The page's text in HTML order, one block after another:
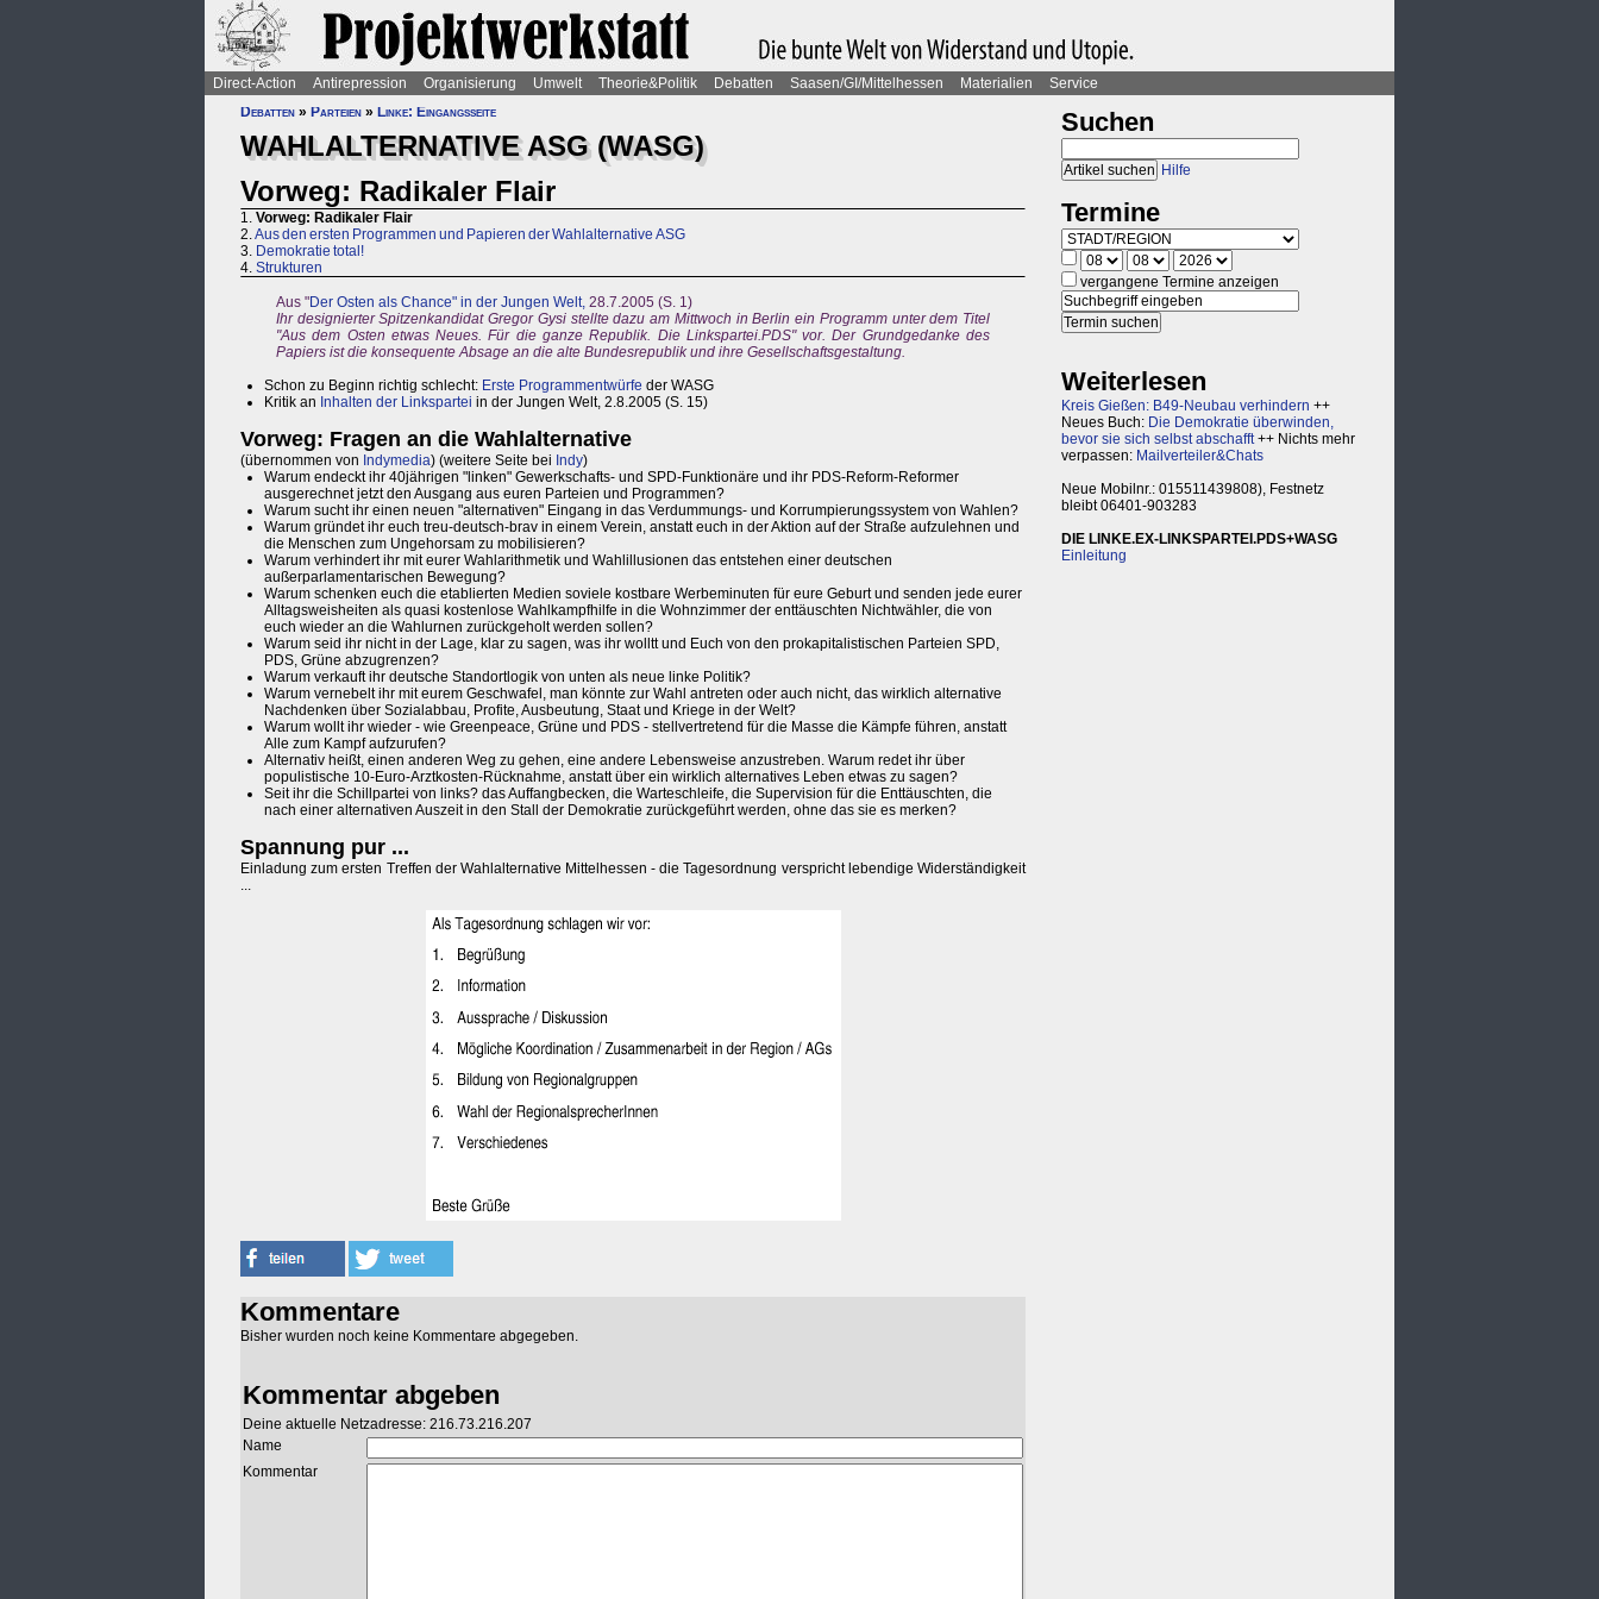
Direct-Action Antirepression Organisierung Umwelt Theorie&Politik Debatten Saasen/GI/Mittelhessen Materialien
Service
Debatten » Parteien » Linke: Eingangsseite
WAHLALTERNATIVE ASG (WASG)
Vorweg: Radikaler Flair
1. Vorweg: Radikaler Flair
2.Aus den ersten Programmen und Papieren der Wahlalternative ASG
3. Demokratie total!
4. Strukturen
Aus "Der Osten als Chance" in der Jungen Welt, 28.7.2005 (S. 1)
Ihr designierter Spitzenkandidat Gregor Gysi stellte dazu am Mittwoch in Berlin ein Programm unter dem Titel
"Aus dem Osten etwas Neues. Für die ganze Republik. Die Linkspartei.PDS" vor. Der Grundgedanke des
Papiers ist die konsequente Absage an die alte Bundesrepublik und ihre Gesellschaftsgestaltung.
Schon zu Beginn richtig schlecht: Erste Programmentwürfe der WASG
Kritik an Inhalten der Linkspartei in der Jungen Welt, 2.8.2005 (S. 15)
Vorweg: Fragen an die Wahlalternative
(übernommen von Indymedia) (weitere Seite bei Indy)
Warum endeckt ihr 40jährigen "linken" Gewerkschafts- und SPD-Funktionäre und ihr PDS-Reform-Reformer
ausgerechnet jetzt den Ausgang aus euren Parteien und Programmen?
Warum sucht ihr einen neuen "alternativen" Eingang in das Verdummungs- und Korrumpierungssystem von Wahlen?
Warum gründet ihr euch treu-deutsch-brav in einem Verein, anstatt euch in der Aktion auf der Straße aufzulehnen und
die Menschen zum Ungehorsam zu mobilisieren?
Warum verhindert ihr mit eurer Wahlarithmetik und Wahlillusionen das entstehen einer deutschen
außerparlamentarischen Bewegung?
Warum schenken euch die etablierten Medien soviele kostbare Werbeminuten für eure Geburt und senden jede eurer
Alltagsweisheiten als quasi kostenlose Wahlkampfhilfe in die Wohnzimmer der enttäuschten Nichtwähler, die von
euch wieder an die Wahlurnen zurückgeholt werden sollen?
Warum seid ihr nicht in der Lage, klar zu sagen, was ihr wolltt und Euch von den prokapitalistischen Parteien SPD,
PDS, Grüne abzugrenzen?
Warum verkauft ihr deutsche Standortlogik von unten als neue linke Politik?
Warum vernebelt ihr mit eurem Geschwafel, man könnte zur Wahl antreten oder auch nicht, das wirklich alternative
Nachdenken über Sozialabbau, Profite, Ausbeutung, Staat und Kriege in der Welt?
Warum wollt ihr wieder - wie Greenpeace, Grüne und PDS - stellvertretend für die Masse die Kämpfe führen, anstatt
Alle zum Kampf aufzurufen?
Alternativ heißt, einen anderen Weg zu gehen, eine andere Lebensweise anzustreben. Warum redet ihr über
populistische 10-Euro-Arztkosten-Rücknahme, anstatt über ein wirklich alternatives Leben etwas zu sagen?
Seit ihr die Schillpartei von links? das Auffangbecken, die Warteschleife, die Supervision für die Enttäuschten, die
nach einer alternativen Auszeit in den Stall der Demokratie zurückgeführt werden, ohne das sie es merken?
Spannung pur ...
Einladung zum ersten Treffen der Wahlalternative Mittelhessen - die Tagesordnung verspricht lebendige Widerständigkeit
...
Kommentare
Bisher wurden noch keine Kommentare abgegeben.
Kommentar abgeben
Deine aktuelle Netzadresse: 216.73.216.207
Name
Kommentar
Suchen
Hilfe
Termine
vergangene Termine anzeigen
Weiterlesen
Kreis Gießen: B49-Neubau verhindern ++
Neues Buch: Die Demokratie überwinden,
bevor sie sich selbst abschafft++ Nichts mehr
verpassen: Mailverteiler&Chats
Neue Mobilnr.: 015511439808), Festnetz
bleibt 06401-903283
DIE LINKE.EX-LINKSPARTEI.PDS+WASG
Einleitung